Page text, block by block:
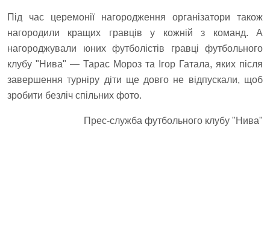
Під час церемонії нагородження організатори також
нагородили кращих гравців у кожній з команд. А
нагороджували юних футболістів гравці футбольного
клубу "Нива" — Тарас Мороз та Ігор Гатала, яких після
завершення турніру діти ще довго не відпускали, щоб
зробити безліч спільних фото.
Прес-служба футбольного клубу "Нива"